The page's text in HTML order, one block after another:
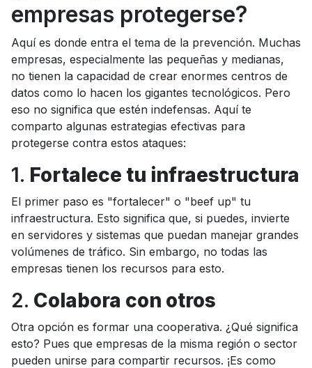
empresas protegerse?
Aquí es donde entra el tema de la prevención. Muchas
empresas, especialmente las pequeñas y medianas,
no tienen la capacidad de crear enormes centros de
datos como lo hacen los gigantes tecnológicos. Pero
eso no significa que estén indefensas. Aquí te
comparto algunas estrategias efectivas para
protegerse contra estos ataques:
1. Fortalece tu infraestructura
El primer paso es "fortalecer" o "beef up" tu
infraestructura. Esto significa que, si puedes, invierte
en servidores y sistemas que puedan manejar grandes
volúmenes de tráfico. Sin embargo, no todas las
empresas tienen los recursos para esto.
2. Colabora con otros
Otra opción es formar una cooperativa. ¿Qué significa
esto? Pues que empresas de la misma región o sector
pueden unirse para compartir recursos. ¡Es como